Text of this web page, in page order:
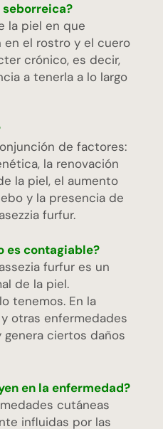
la piel en que
en el rostro y el cuero
crónico, es decir,
a tenerla a lo largo
de factores:
la renovación
la piel, el aumento
y la presencia de
furfur.
es contagiable?
furfur es un
de la piel.
tenemos. En la
otras enfermedades
ciertos daños
en la enfermedad?
cutáneas
influidas por las